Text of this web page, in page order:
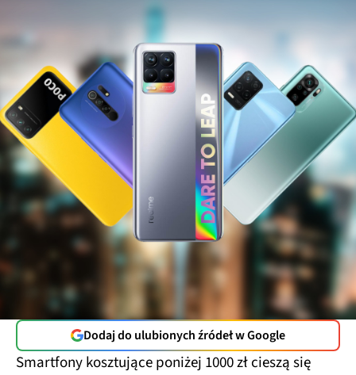
Dodaj do ulubionych źródeł w Google
Smartfony kosztujące poniżej 1000 zł cieszą się